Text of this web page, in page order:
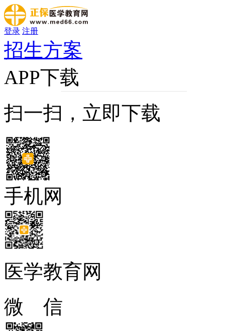
登录 注册
招生方案
APP下载
扫一扫，立即下载
手机网
医学教育网
微 信